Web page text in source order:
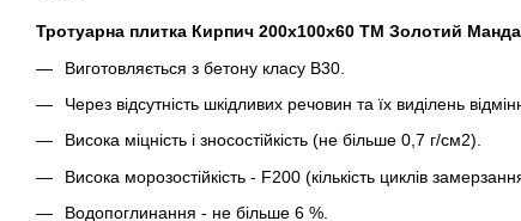
Тротуарна плитка Кирпич 200х100х60 ТМ Золотий
Виготовляється з бетону класу В30.
Через відсутність шкідливих речовин та їх виділень
Висока міцність і зносостійкість (не більше 0,7 г/см2).
Висока морозостійкість - F200 (кількість циклів
Водопоглинання - не більше 6 %.